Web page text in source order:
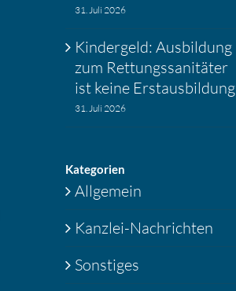
31. Juli 2026
Kinder­geld: Ausbil­dung
zum Rettungs­sa­ni­täter
ist keine Erstaus­bil­dung
31. Juli 2026
Katego­rien
Allgemein
Kanzlei-Nachrichten
Sonstiges